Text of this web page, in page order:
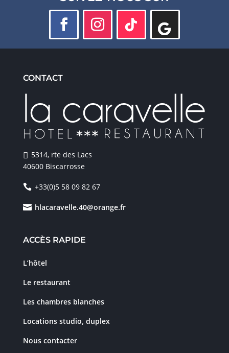
CONTACT
5314, rte des Lacs
40600 Biscarrosse
+33(0)5 58 09 82 67
hlacaravelle.40@orange.fr
ACCÈS RAPIDE
L’hôtel
Le restaurant
Les chambres blanches
Locations studio, duplex
Nous contacter